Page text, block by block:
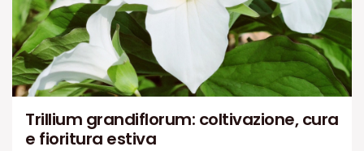
Trillium grandiflorum: coltivazione, cura
e fioritura estiva